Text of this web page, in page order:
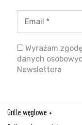
Wyrażam
danych
Newslettera
Grille węglowe